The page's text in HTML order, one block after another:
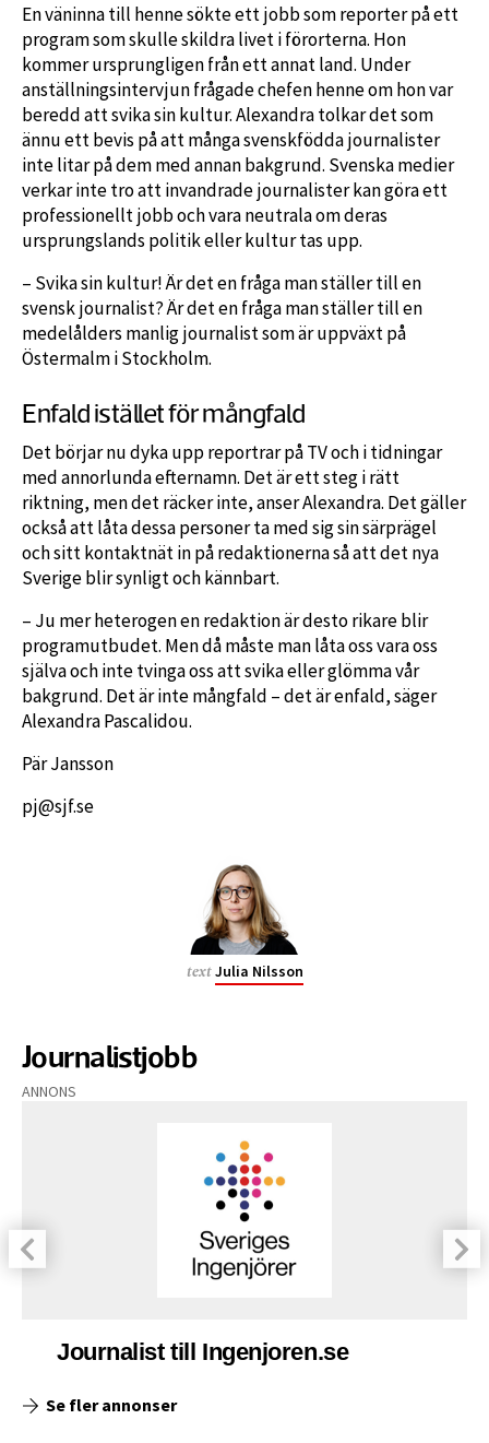
En väninna till henne sökte ett jobb som reporter på ett
program som skulle skildra livet i förorterna. Hon
kommer ursprungligen från ett annat land. Under
anställningsintervjun frågade chefen henne om hon var
beredd att svika sin kultur. Alexandra tolkar det som
ännu ett bevis på att många svenskfödda journalister
inte litar på dem med annan bakgrund. Svenska medier
verkar inte tro att invandrade journalister kan göra ett
professionellt jobb och vara neutrala om deras
ursprungslands politik eller kultur tas upp.
– Svika sin kultur! Är det en fråga man ställer till en
svensk journalist? Är det en fråga man ställer till en
medelålders manlig journalist som är uppväxt på
Östermalm i Stockholm.
Enfald istället för mångfald
Det börjar nu dyka upp reportrar på TV och i tidningar
med annorlunda efternamn. Det är ett steg i rätt
riktning, men det räcker inte, anser Alexandra. Det gäller
också att låta dessa personer ta med sig sin särprägel
och sitt kontaktnät in på redaktionerna så att det nya
Sverige blir synligt och kännbart.
– Ju mer heterogen en redaktion är desto rikare blir
programutbudet. Men då måste man låta oss vara oss
själva och inte tvinga oss att svika eller glömma vår
bakgrund. Det är inte mångfald – det är enfald, säger
Alexandra Pascalidou.
Pär Jansson
pj@sjf.se
text Julia Nilsson
Journalistjobb
ANNONS
Journalist till Ingenjoren.se
Se fler annonser